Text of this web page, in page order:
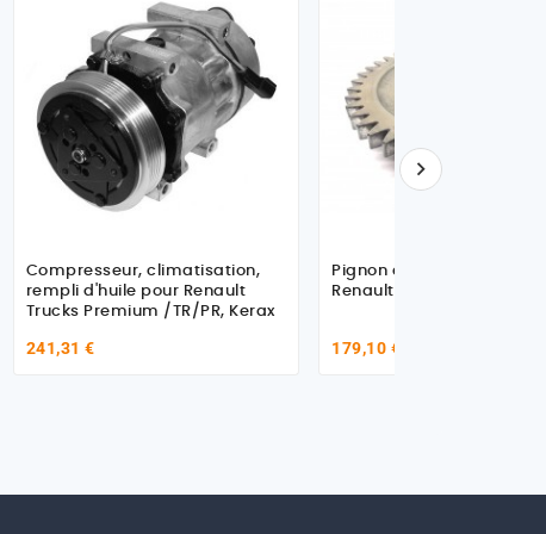
Compresseur, climatisation,
rempli d'huile pour Renault
Trucks Premium /TR/PR, Kerax
241,31 €
Pignon de compresseur
Renault Trucks
179,10 €
